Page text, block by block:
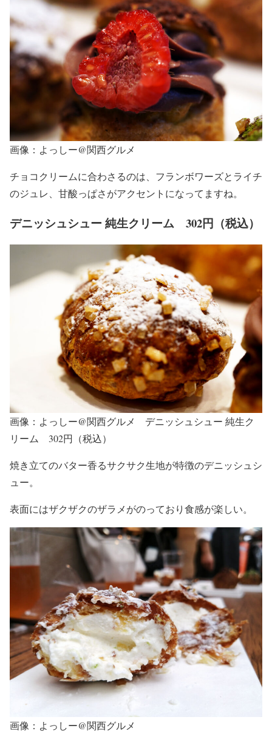
画像：よっしー@関西グルメ
チョコクリームに合わさるのは、フランボワーズとライチ
のジュレ、甘酸っぱさがアクセントになってますね。
デニッシュシュー 純生クリーム 302円（税込）
画像：よっしー@関西グルメ デニッシュシュー 純生ク
リーム 302円（税込）
焼き立てのバター香るサクサク生地が特徴のデニッシュシ
ュー。
表面にはザクザクのザラメがのっており食感が楽しい。
画像：よっしー@関西グルメ